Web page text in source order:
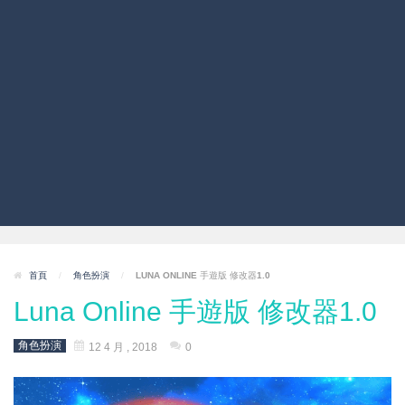
首頁 / 角色扮演 / LUNA ONLINE 手遊版 修改器1.0
Luna Online 手遊版 修改器1.0
角色扮演 12 4 月 , 2018 0